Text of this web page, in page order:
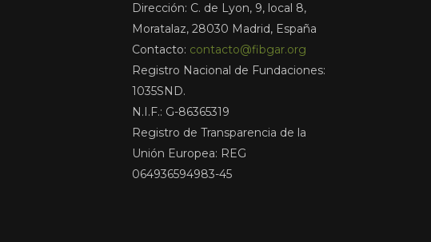
Dirección: C. de Lyon, 9, local 8,
Moratalaz, 28030 Madrid, España
Contacto: contacto@fibgar.org
Registro Nacional de Fundaciones:
1035SND.
N.I.F.: G-86365319
Registro de Transparencia de la
Unión Europea: REG
064936594983-45